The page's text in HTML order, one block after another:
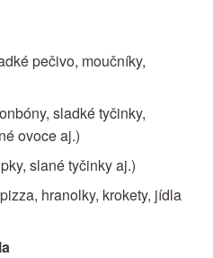
pečivo, moučníky,
sladké tyčinky,
ovoce aj.)
slané tyčinky aj.)
hranolky, krokety, jídla